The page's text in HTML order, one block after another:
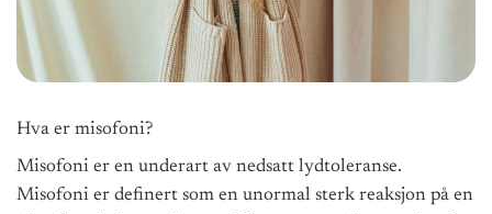
Hva er misofoni?
Misofoni er en underart av nedsatt lydtoleranse.
Misofoni er definert som en unormal sterk reaksjon på en